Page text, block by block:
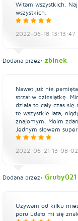
Witam wszystkich.
wszystkich.
2022-06-18 13:13:47
Dodana przez: zbinek
Nawet już nie
strzał w dziesiątkę.
działa to cały czas
te wszystkie lata,
znajomym. Moim
Jednym słowem
2022-06-21 13:08:02
Dodana przez: Gruby021
Uzywam od kilku
poru udało mi się